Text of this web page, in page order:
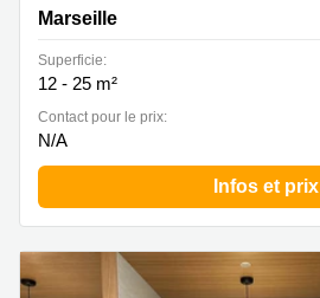
Marseille
Superficie:
12 - 25 m²
Contact pour le prix:
N/A
Infos et prix